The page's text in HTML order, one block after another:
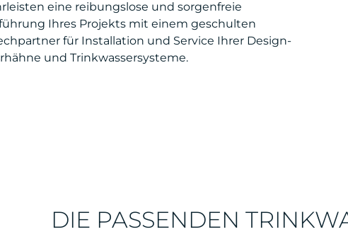
eine reibungslose und sorgenfreie
Ihres Projekts mit einem geschulten
für Installation und Service Ihrer Design-
und Trinkwassersysteme.
DIE PASSENDEN